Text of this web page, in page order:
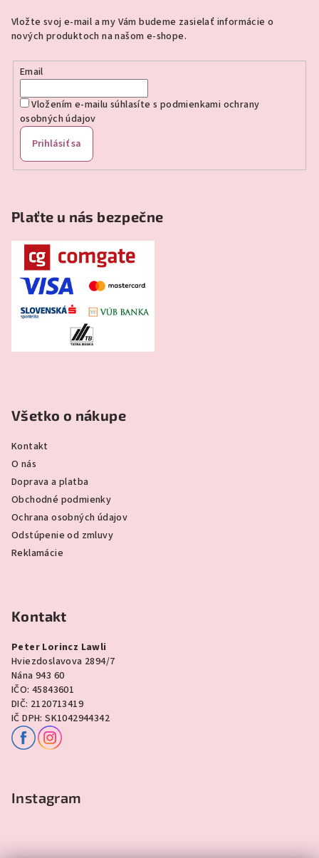
Vložte svoj e-mail a my Vám budeme zasielať informácie o
nových produktoch na našom e-shope.
Email
Vložením e-mailu súhlasíte s podmienkami ochrany
osobných údajov
Prihlásiť sa
Plaťte u nás bezpečne
Všetko o nákupe
Kontakt
O nás
Doprava a platba
Obchodné podmienky
Ochrana osobných údajov
Odstúpenie od zmluvy
Reklamácie
Kontakt
Peter Lorincz Lawli
Hviezdoslavova 2894/7
Nána 943 60
IČO: 45843601
DIČ: 2120713419
IČ DPH: SK1042944342
Instagram